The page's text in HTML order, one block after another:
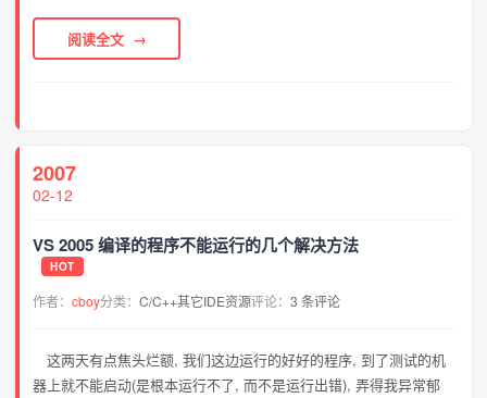
文：一 数据及数据结构1 ...
阅读全文
2007
02-12
VS 2005 编译的程序不能运行的几个解决方法
HOT
作者：cboy分类：C/C++其它IDE资源评论：3 条评论
这两天有点焦头烂额, 我们这边运行的好好的程序, 到了测试的机
器上就不能启动(是根本运行不了, 而不是运行出错), 弄得我异常郁